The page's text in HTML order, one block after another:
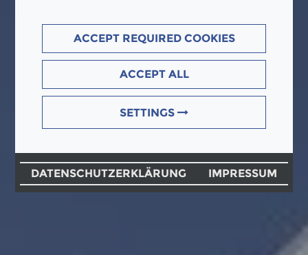
ACCEPT REQUIRED COOKIES
ACCEPT ALL
SETTINGS
DATENSCHUTZERKLÄRUNG IMPRESSUM